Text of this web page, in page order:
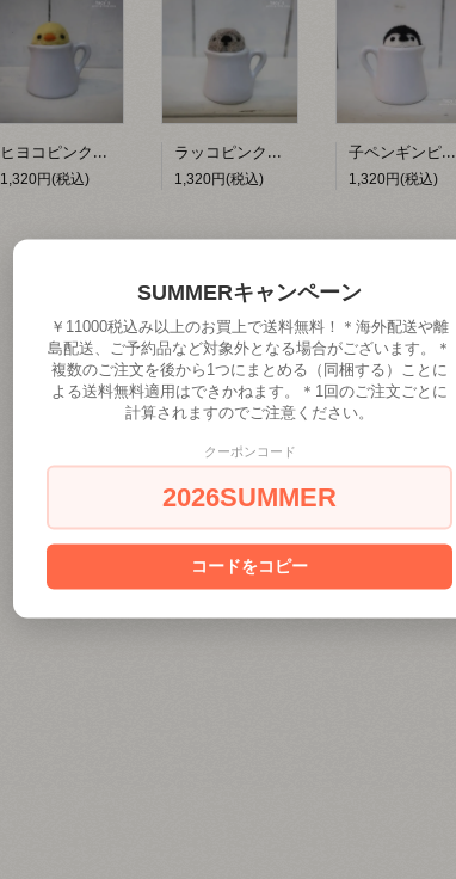
ヒヨコピンクッション 【hacy's】
1,320円(税込)
ラッコピンクッション 【hacy's】
1,320円(税込)
子ペンギンピンクッション 【hacy's】
1,320円(税込)
SUMMERキャンペーン
￥11000税込み以上のお買上で送料無料！＊海外配送や離
島配送、ご予約品など対象外となる場合がございます。＊
複数のご注文を後から1つにまとめる（同梱する）ことに
よる送料無料適用はできかねます。＊1回のご注文ごとに
計算されますのでご注意ください。
クーポンコード
2026SUMMER
コードをコピー